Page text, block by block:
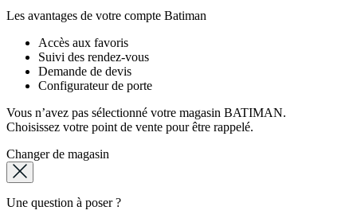
Les avantages de votre compte Batiman
Accès aux favoris
Suivi des rendez-vous
Demande de devis
Configurateur de porte
Vous n’avez pas sélectionné votre magasin BATIMAN.
Choisissez votre point de vente pour être rappelé.
Changer de magasin
Une question à poser ?